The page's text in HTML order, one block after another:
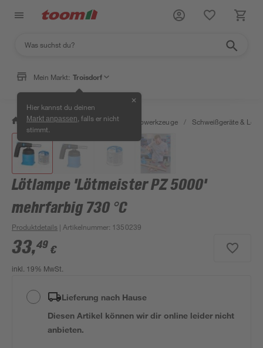
Mein Markt: Troisdorf
Hier kannst du deinen
Markt anpassen , falls er nicht
stimmt.
✕
/ Werkstatt & Maschinen / Elektrowerkzeuge / Schweißgeräte &
Lötlampe 'Lötmeister PZ 5000'
mehrfarbig 730 °C
Produktdetails | Artikelnummer: 1350239
33,49 €
inkl. 19% MwSt.
Lieferung nach Hause
Diesen Artikel können wir dir online leider nicht
anbieten.